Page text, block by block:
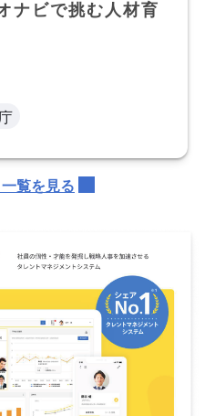
ナビで挑む人材育
一覧を見る